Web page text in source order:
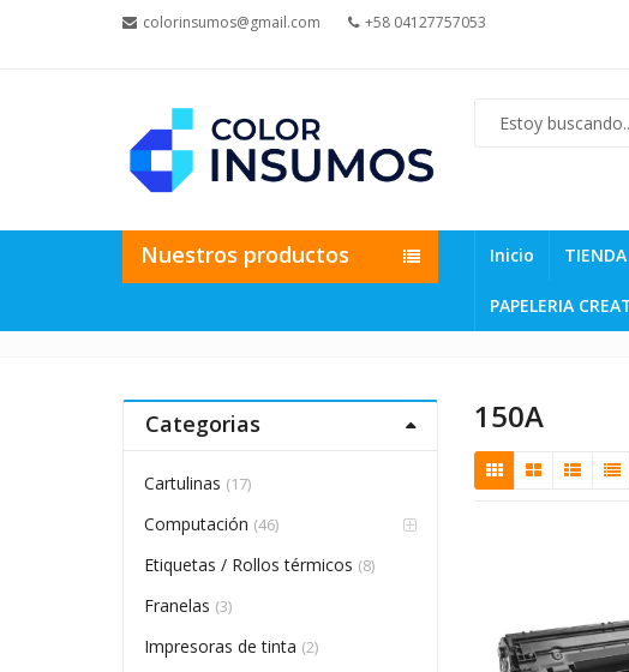
colorinsumos@gmail.com +58 04127757053
Nuestros productos Inicio TIENDA
PAPELERIA
150A
Categorias
Cartulinas (17)
Computación (46)
Etiquetas / Rollos térmicos (8)
Franelas (3)
Impresoras de tinta (2)